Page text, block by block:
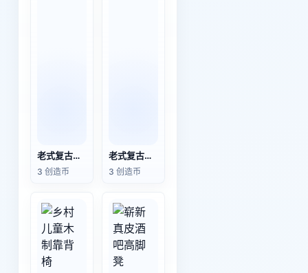
老式复古真皮长沙发
3 创造币
老式复古真皮单人沙发
3 创造币